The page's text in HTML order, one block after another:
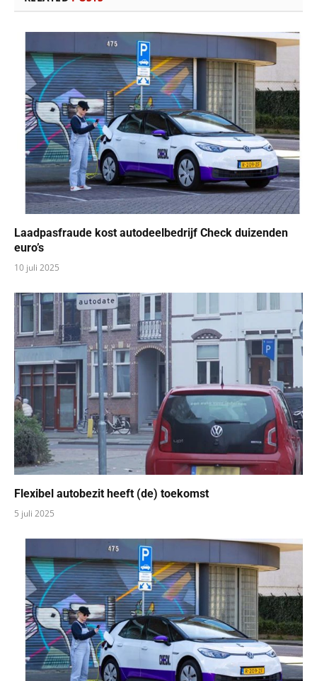
Laadpasfraude kost autodeelbedrijf Check duizenden
euro’s
10 juli 2025
Flexibel autobezit heeft (de) toekomst
5 juli 2025